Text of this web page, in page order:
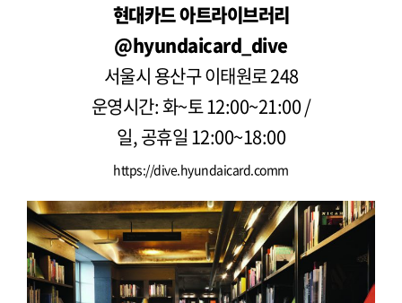
현대카드 아트라이브러리
@hyundaicard_dive
서울시 용산구 이태원로 248
운영시간: 화~토 12:00~21:00 /
일, 공휴일 12:00~18:00
https://dive.hyundaicard.comm